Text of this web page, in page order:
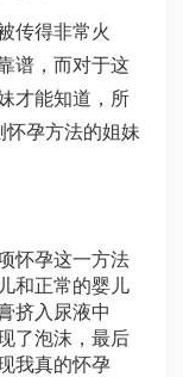
传得非常火
谱，而对于这
才能知道，所
怀孕方法的姐妹
怀孕这一方法
和正常的婴儿
挤入尿液中
了泡沫，最后
我真的怀孕